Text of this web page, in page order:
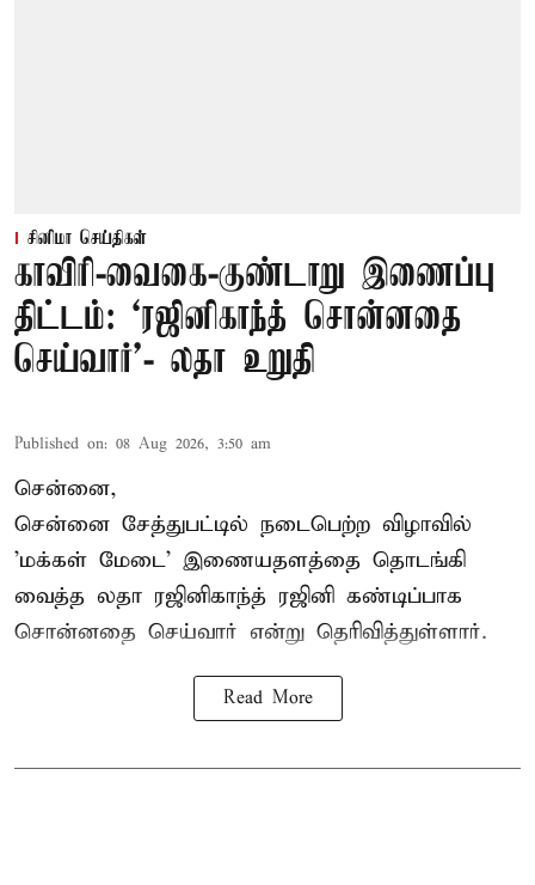
சினிமா செய்திகள்
காவிரி-வைகை-குண்டாறு இணைப்பு
திட்டம்: ‘ரஜினிகாந்த் சொன்னதை
செய்வார்’- லதா உறுதி
Published on: 08 Aug 2026, 3:50 am
சென்னை,
சென்னை சேத்துபட்டில் நடைபெற்ற விழாவில்
'மக்கள் மேடை' இணையதளத்தை தொடங்கி
வைத்த லதா ரஜினிகாந்த் ரஜினி கண்டிப்பாக
சொன்னதை செய்வார் என்று தெரிவித்துள்ளார்.
Read More